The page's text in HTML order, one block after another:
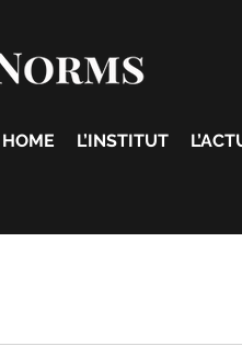
HOME L’INSTITUT